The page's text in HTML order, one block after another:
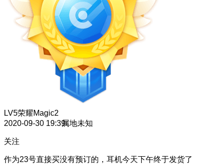
LV5荣耀Magic2
2020-09-30 19:39属地未知
关注
作为23号直接买没有预订的，耳机今天下午终于发货了